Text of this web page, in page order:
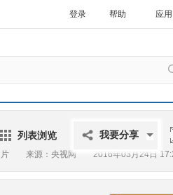
帮助 应用
登录
列表浏览 我要分享
来源：央视网 2016年03月24日